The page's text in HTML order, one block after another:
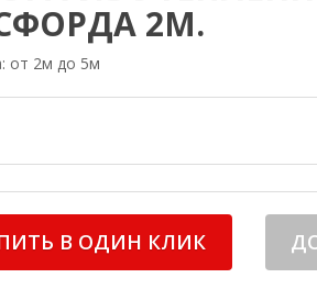
2М.
от 2м до 5м
В ОДИН КЛИК